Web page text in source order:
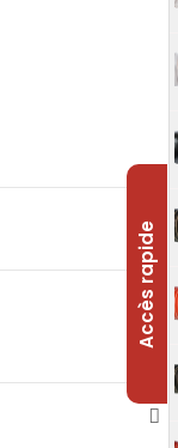
Accès rapide